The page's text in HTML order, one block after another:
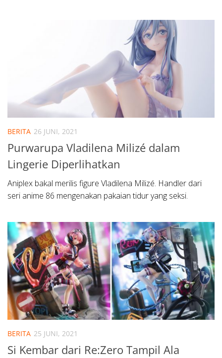
BERITA 26 JUNI, 2021
Purwarupa Vladilena Milizé dalam
Lingerie Diperlihatkan
Aniplex bakal merilis figure Vladilena Milizé. Handler dari
seri anime 86 mengenakan pakaian tidur yang seksi.
BERITA 25 JUNI, 2021
Si Kembar dari Re:Zero Tampil Ala